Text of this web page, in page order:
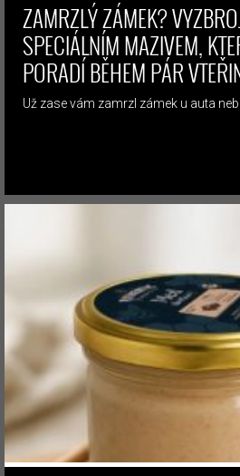
ZAMRZLÝ ZÁMEK?
SPECIÁLNÍM MAZIVEM,
PORADÍ BĚHEM PÁR
Už zase vám zamrzl zámek u auta